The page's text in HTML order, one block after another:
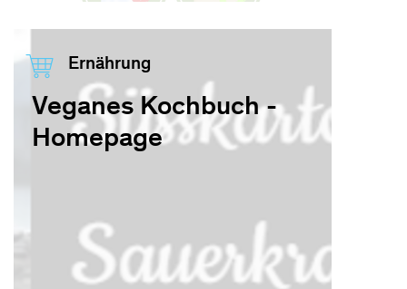
Ernährung
Veganes Kochbuch -
Homepage